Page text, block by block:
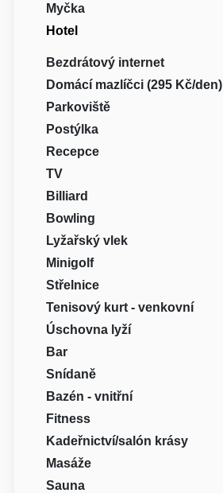
Myčka
Hotel
Bezdrátový internet
Domácí mazlíčci (295 Kč/den)
Parkoviště
Postýlka
Recepce
TV
Billiard
Bowling
Lyžařský vlek
Minigolf
Střelnice
Tenisový kurt - venkovní
Úschovna lyží
Bar
Snídaně
Bazén - vnitřní
Fitness
Kadeřnictví/salón krásy
Masáže
Sauna